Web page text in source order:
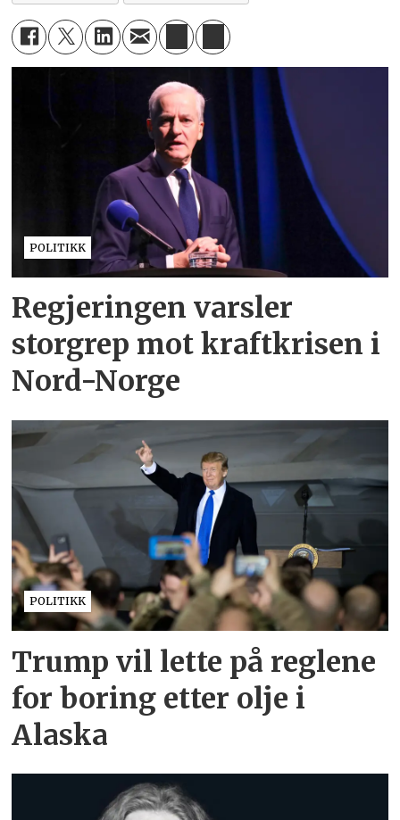
POLITIKK
Regjeringen varsler
storgrep mot kraftkrisen i
Nord-Norge
POLITIKK
Trump vil lette på reglene
for boring etter olje i
Alaska